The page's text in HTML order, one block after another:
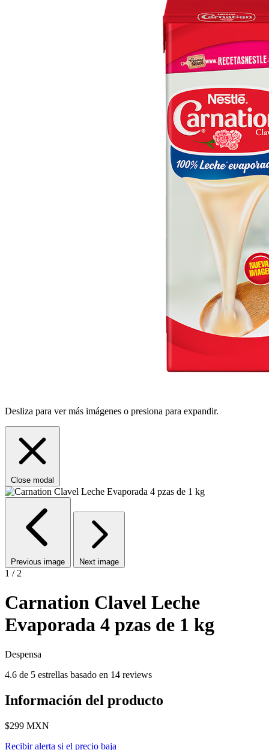
Desliza para ver más imágenes o presiona para expandir.
Close modal
Previous image Next image
1 / 2
Carnation Clavel Leche
Evaporada 4 pzas de 1 kg
Despensa
4.6 de 5 estrellas basado en 14 reviews
Información del producto
$299 MXN
Recibir alerta si el precio baja